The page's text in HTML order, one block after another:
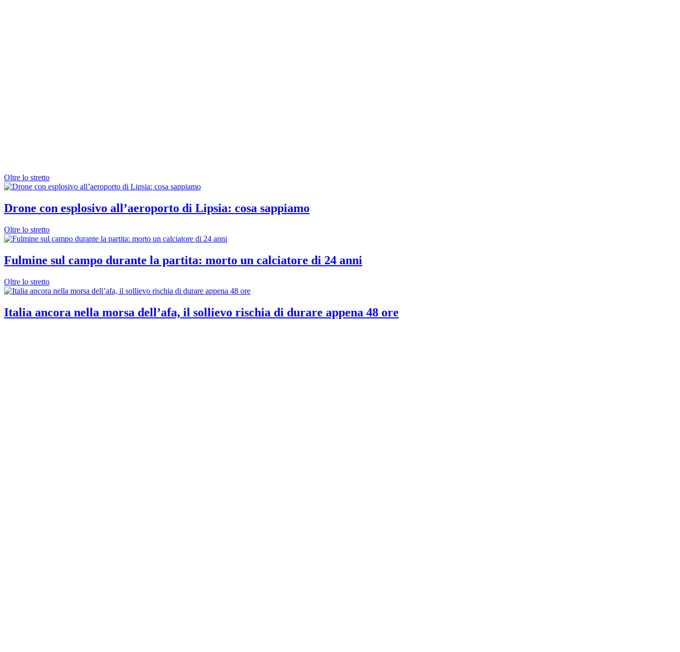
Oltre lo stretto
Drone con esplosivo all’aeroporto di Lipsia: cosa sappiamo
Oltre lo stretto
Fulmine sul campo durante la partita: morto un calciatore di 24 anni
Oltre lo stretto
Italia ancora nella morsa dell’afa, il sollievo rischia di durare appena 48 ore